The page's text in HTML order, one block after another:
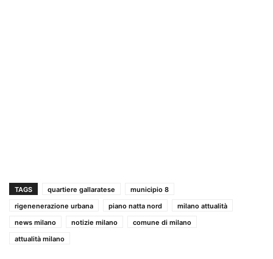
TAGS quartiere gallaratese
municipio 8
rigenenerazione urbana
piano natta nord
milano attualità
news milano
notizie milano
comune di milano
attualità milano